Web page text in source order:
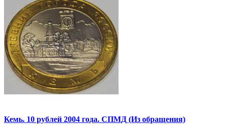
Кемь. 10 рублей 2004 года. СПМД (Из обращения)